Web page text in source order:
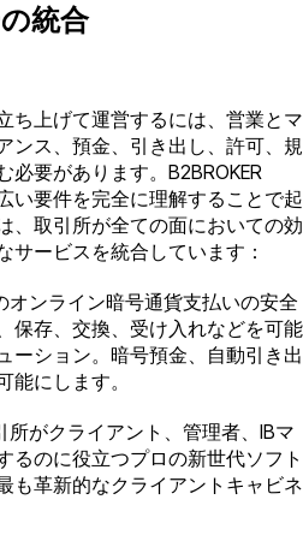
統合
ち上げて運営するには、営業とマ
ンス、預金、引き出し、許可、規
要があります。B2BROKER
い要件を完全に理解することで起
、取引所が全ての面においての効
サービスを統合しています：
オンライン暗号通貨支払いの安全
保存、交換、受け入れなどを可能
ーション。暗号預金、自動引き出
能にします。
所がクライアント、管理者、IBマ
るのに役立つプロの新世代ソフト
も革新的なクライアントキャビネ